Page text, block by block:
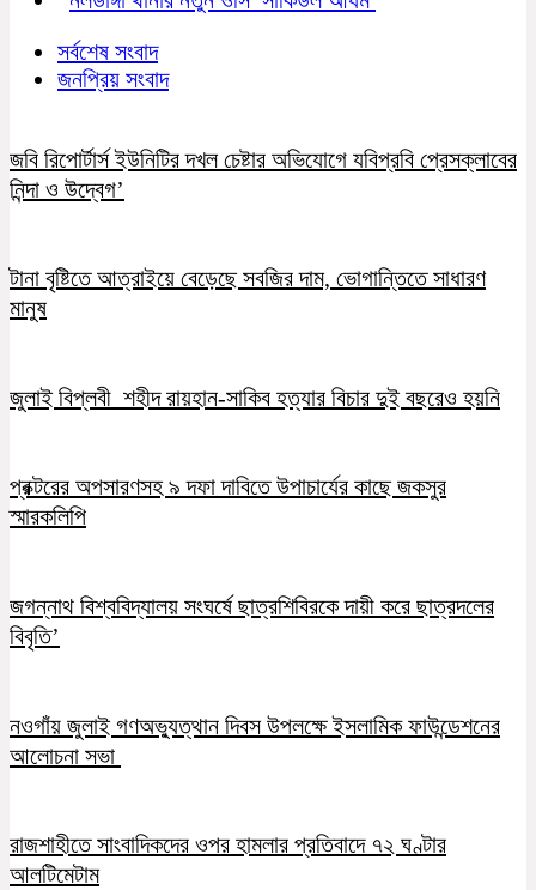
সর্বশেষ সংবাদ
জনপ্রিয় সংবাদ
জবি রিপোর্টার্স ইউনিটির দখল চেষ্টার অভিযোগে যবিপ্রবি প্রেসক্লাবের
নিন্দা ও উদ্বেগ’
টানা বৃষ্টিতে আত্রাইয়ে বেড়েছে সবজির দাম, ভোগান্তিতে সাধারণ
মানুষ
জুলাই বিপ্লবী শহীদ রায়হান-সাকিব হত্যার বিচার দুই বছরেও হয়নি
প্রক্টরের অপসারণসহ ৯ দফা দাবিতে উপাচার্যের কাছে জকসুর
স্মারকলিপি
জগন্নাথ বিশ্ববিদ্যালয় সংঘর্ষে ছাত্রশিবিরকে দায়ী করে ছাত্রদলের
বিবৃতি’
নওগাঁয় জুলাই গণঅভ্যুত্থান দিবস উপলক্ষে ইসলামিক ফাউন্ডেশনের
আলোচনা সভা
রাজশাহীতে সাংবাদিকদের ওপর হামলার প্রতিবাদে ৭২ ঘণ্টার
আলটিমেটাম